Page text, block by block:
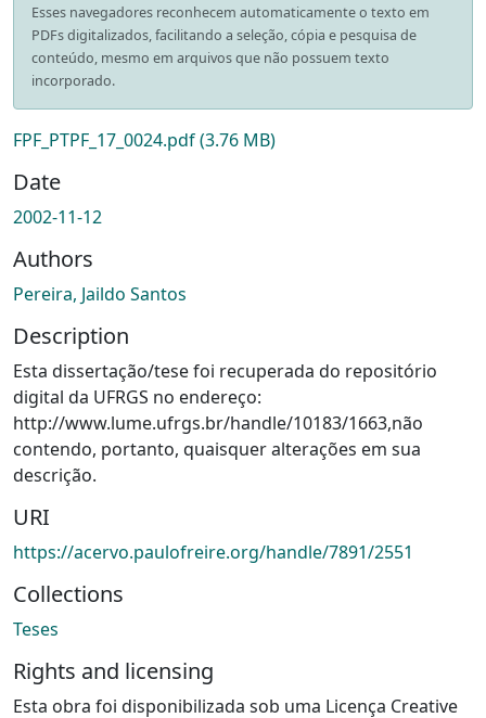
Esses navegadores reconhecem automaticamente o texto em
PDFs digitalizados, facilitando a seleção, cópia e pesquisa de
conteúdo, mesmo em arquivos que não possuem texto
incorporado.
FPF_PTPF_17_0024.pdf(3.76 MB)
Date
2002-11-12
Authors
Pereira, Jaildo Santos
Description
Esta dissertação/tese foi recuperada do repositório
digital da UFRGS no endereço:
http://www.lume.ufrgs.br/handle/10183/1663,não
contendo, portanto, quaisquer alterações em sua
descrição.
URI
https://acervo.paulofreire.org/handle/7891/2551
Collections
Teses
Rights and licensing
Esta obra foi disponibilizada sob uma Licença Creative